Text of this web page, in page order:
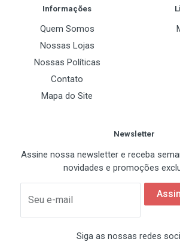
Haste do microfone com rotação
Função Mudo (Mute)
Função Handsfree
Arco ajustável
Som estéreo de alta qualidade
Especificações
Marca: C3Tech
Modelo: PH-380BK
Informações
Quem Somos
Nossas Lojas
Nossas Políticas
Contato
Mapa do Site
Newsletter
Assine nossa newsletter e receba
novidades e promoções
Seu e-mail
Siga as nossas redes